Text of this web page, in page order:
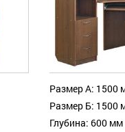
Размер А: 1500
Размер Б: 1500
Глубина: 600 мм